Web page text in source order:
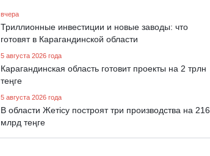
вчера
Триллионные инвестиции и новые заводы: что
готовят в Карагандинской области
5 августа 2026 года
Карагандинская область готовит проекты на 2 трлн
теңге
5 августа 2026 года
В области Жетісу построят три производства на 216
млрд теңге